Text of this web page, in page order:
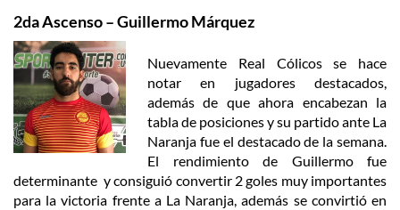
2da Ascenso – Guillermo Márquez
Nuevamente Real Cólicos se hace
notar en jugadores destacados,
además de que ahora encabezan la
tabla de posiciones y su partido ante La
Naranja fue el destacado de la semana.
El rendimiento de Guillermo fue
determinante y consiguió convertir 2 goles muy importantes
para la victoria frente a La Naranja, además se convirtió en